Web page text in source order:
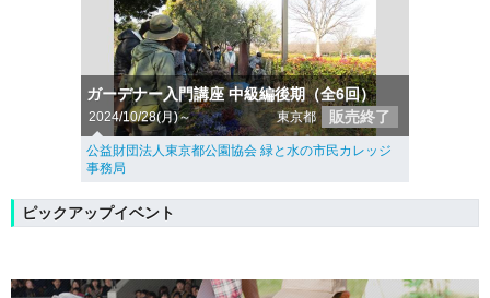
ガーデナー入門講座 中級編後期（全6回）
2024/10/28(月)～ 東京都 販売終了
公益財団法人東京都公園協会 緑と水の市民カレッジ
事務局
ピックアップイベント